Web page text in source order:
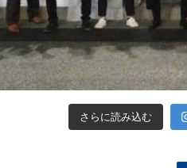
さらに読み込む